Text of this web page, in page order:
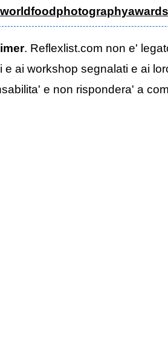
. Reflexlist.com non e'
e ai workshop segnalati e ai
e non rispondera' a